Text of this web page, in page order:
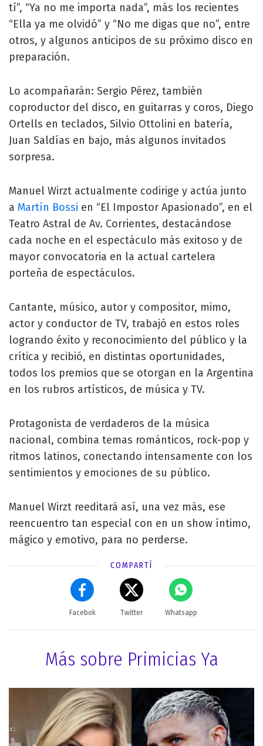
tí”, “Ya no me importa nada”, más los recientes
“Ella ya me olvidó” y “No me digas que no”, entre
otros, y algunos anticipos de su próximo disco en
preparación.
Lo acompañarán: Sergio Pérez, también
coproductor del disco, en guitarras y coros, Diego
Ortells en teclados, Silvio Ottolini en batería,
Juan Saldías en bajo, más algunos invitados
sorpresa.
Manuel Wirzt actualmente codirige y actúa junto
a Martín Bossi en “El Impostor Apasionado”, en el
Teatro Astral de Av. Corrientes, destacándose
cada noche en el espectáculo más exitoso y de
mayor convocatoria en la actual cartelera
porteña de espectáculos.
Cantante, músico, autor y compositor, mimo,
actor y conductor de TV, trabajó en estos roles
logrando éxito y reconocimiento del público y la
crítica y recibió, en distintas oportunidades,
todos los premios que se otorgan en la Argentina
en los rubros artísticos, de música y TV.
Protagonista de verdaderos de la música
nacional, combina temas románticos, rock-pop y
ritmos latinos, conectando intensamente con los
sentimientos y emociones de su público.
Manuel Wirzt reeditará así, una vez más, ese
reencuentro tan especial con en un show íntimo,
mágico y emotivo, para no perderse.
COMPARTÍ
Facebok Twitter Whatsapp
Más sobre Primicias Ya